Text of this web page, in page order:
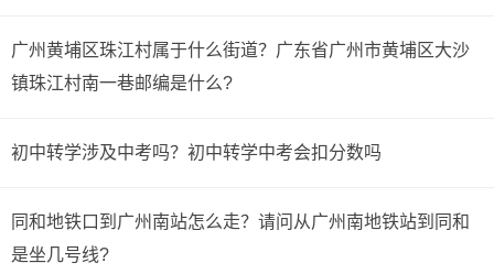
广州黄埔区珠江村属于什么街道？广东省广州市黄埔区大沙
镇珠江村南一巷邮编是什么?
初中转学涉及中考吗？初中转学中考会扣分数吗
同和地铁口到广州南站怎么走？请问从广州南地铁站到同和
是坐几号线?